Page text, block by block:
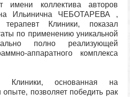
имени коллектива авторов
Ильинична ЧЕБОТАРЕВА ,
Клиники, показал
по применению уникальной
полно реализующей
аппаратного комплекса
Клиники, основанная на
позволяет победить рак